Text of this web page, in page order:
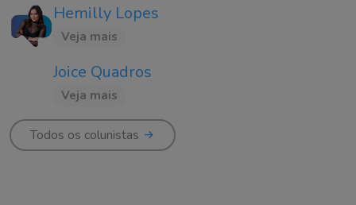
Hemilly Lopes
Veja mais
Joice Quadros
Veja mais
Todos os colunistas